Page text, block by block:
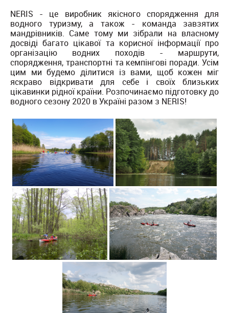
NERIS - це виробник якісного спорядження для
водного туризму, а також - команда завзятих
мандрівників. Саме тому ми зібрали на власному
досвіді багато цікавої та корисної інформації про
організацію водних походів - маршрути,
спорядження, транспортні та кемпінгові поради. Усім
цим ми будемо ділитися із вами, щоб кожен міг
яскраво відкривати для себе і своїх близьких
цікавинки рідної країни. Розпочинаємо підготовку до
водного сезону 2020 в Українi разом з NERIS!